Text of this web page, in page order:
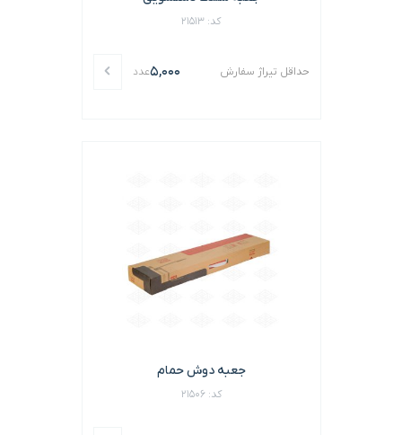
کد: 21513
حداقل تیراژ سفارش 5,000عدد
جعبه دوش حمام
کد: 21506